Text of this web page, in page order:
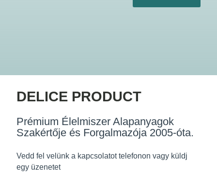
DELICE PRODUCT
Prémium Élelmiszer Alapanyagok
Szakértője és Forgalmazója 2005-óta.
Vedd fel velünk a kapcsolatot telefonon vagy küldj
egy üzenetet